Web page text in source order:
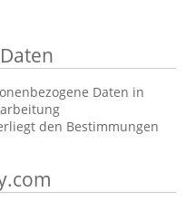
Daten in
den Bestimmungen